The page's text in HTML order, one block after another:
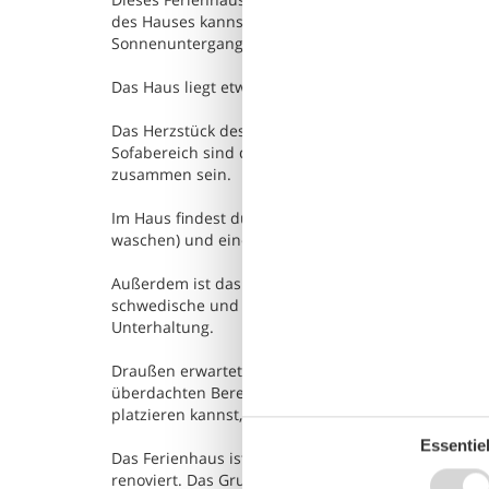
des Hauses kannst du den Blick auf das Wasser
Sonnenuntergang genießen.
Das Haus liegt etwa 175–200 Meter vom Strand
Das Herzstück des Hauses ist die offene
Sofabereich sind durch eine halbe Wand
zusammen sein.
Im Haus findest du alle notwendigen technischen
waschen) und einen Wäschetrockner.
Außerdem ist das Haus mit einem Smart-TV mit
schwedische und 5 deutsche Fernsehsender. Du
Unterhaltung.
Draußen erwartet dich eine Terrasse mit über 80
überdachten Bereich als auch auf der Terrasse
platzieren kannst, wo du die Sonne genießen
Das Ferienhaus ist für 7 Personen geeignet. Es ist
renoviert. Das Grundstück ist 834 m² groß und